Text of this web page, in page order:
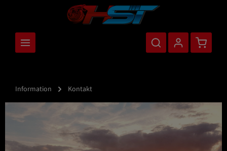
Information Kontakt